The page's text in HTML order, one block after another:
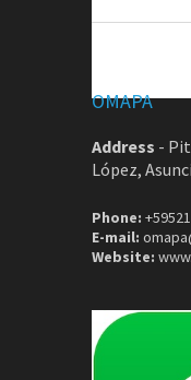
OMAPA
Address -
López,
Phone:
E-mail:
Website: